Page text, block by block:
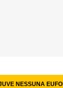
NESSUNA